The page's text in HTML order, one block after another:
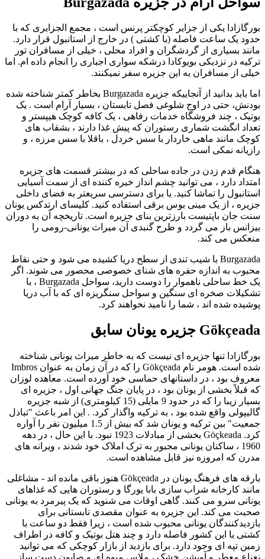
بورگازادا یکی از جزایر کوچکتر پرنس است ، مجمع الجزایری که با
حدود یک ساعت فاصله (با کشتی ) در خارج از استانبول قرار دارد.
مانند بسیاری از گردشگران و افراد محلی ، خیلی از مسافران تور
ترکیه در نزدیکی بویوکادا درشکه سواری اجباری را انجام داده ام. اما
خیلی از مسافران به این جزیره سفر نمیکنند.
اما باید بدانید از آنجاییکه جزیره Burgazada بخاطر کمتر شناخته شده
بودنش، حتی در اوج شلوغی فصل تابستان ، بسیار آرام است . یک
بوتیک ، چند فروشگاه خدمات رفاهی ، یک کافه کوچک هیپستر و
تعداد انگشت شماری رستوران که پیش غذا دارند ، بشقاب های
کوچک مانند ماهی خاردار با سس خردل ، باقلا با سس مرزه ، و
رازیانه نمکی است.
هنگام قدم زدن در جاده ساحلی که در بیشتر قسمت های جزیره
امتداد دارد ، می توانید چشم انداز خیره کننده ای از سمت آسیایی
استانبول را تماشا کنید. یا برای دسترسی سریعتر به فضای داخلی
جزیره ، از یک مینی بوس برقی استفاده کنید. کلیسای ارتدکس یونان
سنت جان باپتیست بارزترین بنای جزیره است. تاریخچه آن به دوران
بیزانس باز می گردد و طرح گنبدی آن میراث یونانی-رومی را
منعکس می کند.
Burgazada با شیب تندی از سطح دریا کشیده می شود و حتی نقاط
محبوب به اندازه حفره های شنای خصوصی محصور می شوند. اگر
یک خط ساحلی ناهموار را دوست دارید، سواحل Burgazada ، با
تشکیلات صخره ای سنگین و سواحل سنگریزه ای که با آب دریا
پوشیده شده اند ، شما را نامید نخواهند کرد.
Gökçeada جزیره یونان سابق
بورگازادا تنها جزیره ای نیست که به خاطر میراث یونانی شناخته
شده است. هومر نام Gökçeada را که در آن زمان به عنوان Imbros
معروف بود ، در داستانهای حماسی خود آورده است. معاهده لوزان
که قبلاً بخشی از یونان بود ، در پایان جنگ جهانی اول ، جزیره ای
بسیار زیبا را که در حدود 9 مایلی (15 کیلومتری) از شبه جزیره
گالیپولی واقع شده بود ، به ترکیه واگذار کرد. . این امر باعث "تبادل
جمعیت" بین ترکیه و یونان شد که بیش از 1.5 میلیون نفر را آواره
کرد. Göçkeada بخشی از مبادلات 1923 نبود. با این حال ، در دهه
1960 ، ساکنان یونانی مجبور به ترک املاک خود شدند ، ویرانه های
مدرن که امروزه نیز قابل مشاهده است.
بارقه های فرهنگ یونان در Gökçeada هنوز باقی مانده اند - مشاغلی
مانند کارخانه شراب سازی بابا یورگا و رستوران هایی که غذاهای
یونانی سرو می کنند. گاهی اوقات می شنوید که یک پیرمرد به یونانی
صحبت می کند. این جزیره به عنوان مقصدی تابستانی برای
بازدیدکنندگان یونانی محبوب شده است ، زیرا فقط دو ساعت با
کشتی با این کشور فاصله دارد و چند هتل بوتیک و کافه در اطراف
زمین تپه ای وجود دارد. برای بازدید از بازار کوچکی که می توانید